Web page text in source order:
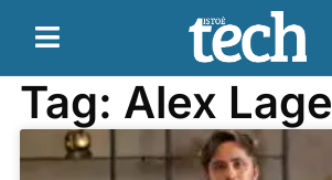
Tag: Alex Lage